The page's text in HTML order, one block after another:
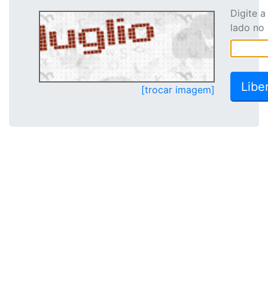
[trocar imagem]
Digite
lado no